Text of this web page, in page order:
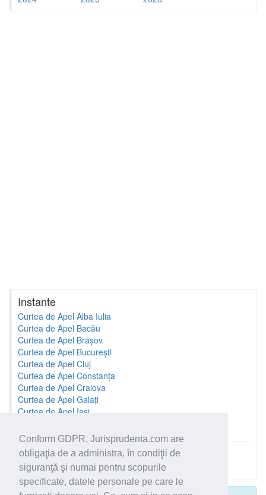
Conform GDPR, Jurisprudenta.com are
obligaţia de a administra, în condiţii de
siguranţă şi numai pentru scopurile
specificate, datele personale pe care le
Instante
Curtea de Apel Alba Iulia
Curtea de Apel Bacău
Curtea de Apel Brașov
Curtea de Apel București
Curtea de Apel Cluj
Curtea de Apel Constanța
Curtea de Apel Craiova
Curtea de Apel Galați
Curtea de Apel Iași
Toate instantele